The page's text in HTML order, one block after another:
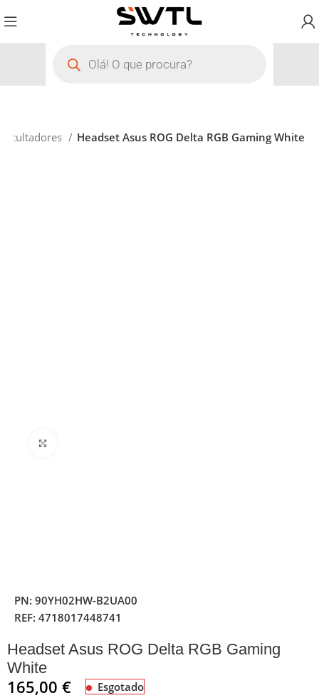
Headset Asus ROG Delta RGB Gaming White
PN:90YH02HW-B2UA00
REF:4718017448741
Headset Asus ROG Delta RGB Gaming
White
165,00€ Esgotado